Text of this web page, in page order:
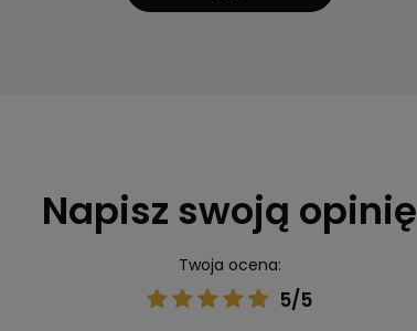
Napisz swoją opinię
Twoja ocena:
5/5